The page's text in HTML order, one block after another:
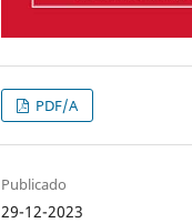
PDF/A
Publicado
29-12-2023